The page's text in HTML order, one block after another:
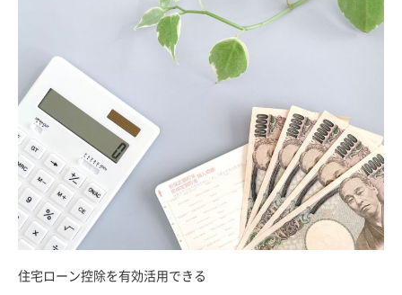
住宅ローン控除を有効活用できる